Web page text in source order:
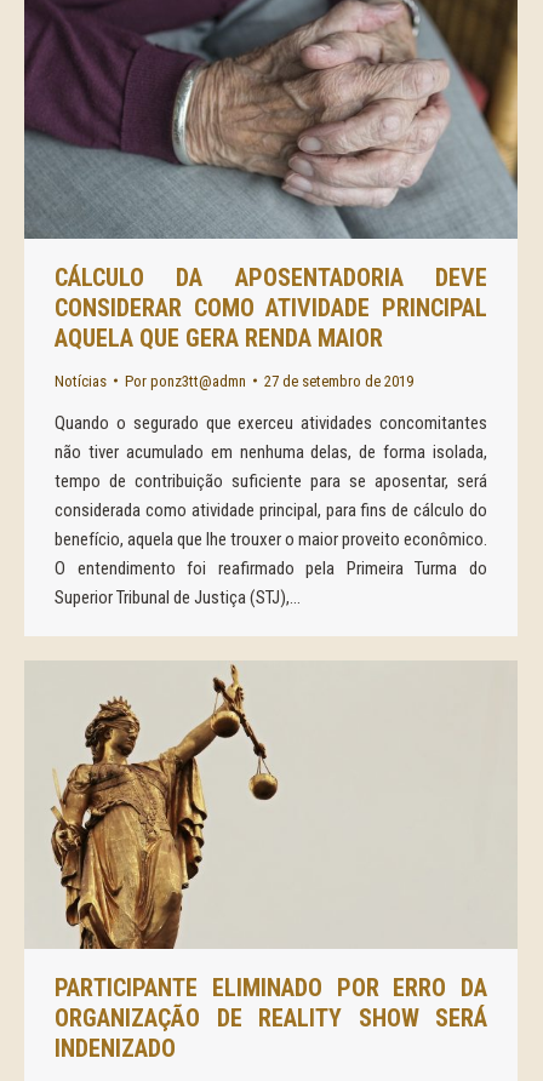
CÁLCULO DA APOSENTADORIA DEVE
CONSIDERAR COMO ATIVIDADE PRINCIPAL
AQUELA QUE GERA RENDA MAIOR
Notícias Por ponz3tt@admn 27 de setembro de 2019
Quando o segurado que exerceu atividades concomitantes
não tiver acumulado em nenhuma delas, de forma isolada,
tempo de contribuição suficiente para se aposentar, será
considerada como atividade principal, para fins de cálculo do
benefício, aquela que lhe trouxer o maior proveito econômico.
O entendimento foi reafirmado pela Primeira Turma do
Superior Tribunal de Justiça (STJ),…
PARTICIPANTE ELIMINADO POR ERRO DA
ORGANIZAÇÃO DE REALITY SHOW SERÁ
INDENIZADO